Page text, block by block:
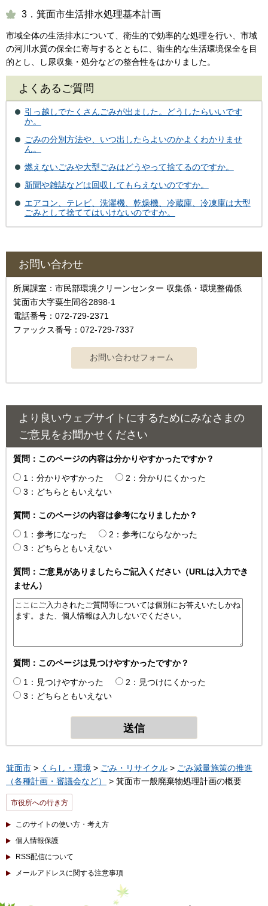
3．箕面市生活排水処理基本計画
市域全体の生活排水について、衛生的で効率的な処理を行い、市域
の河川水質の保全に寄与するとともに、衛生的な生活環境保全を目
的とし、し尿収集・処分などの整合性をはかりました。
よくあるご質問
引っ越しでたくさんごみが出ました。どうしたらいいです
か。
ごみの分別方法や、いつ出したらよいのかよくわかりませ
ん。
燃えないごみや大型ごみはどうやって捨てるのですか。
新聞や雑誌などは回収してもらえないのですか。
エアコン、テレビ、洗濯機、乾燥機、冷蔵庫、冷凍庫は大型
ごみとして捨ててはいけないのですか。
お問い合わせ
所属課室：市民部環境クリーンセンター 収集係・環境整備係
箕面市大字粟生間谷2898-1
電話番号：072-729-2371
ファックス番号：072-729-7337
より良いウェブサイトにするためにみなさまの
ご意見をお聞かせください
質問：このページの内容は分かりやすかったですか？
1：分かりやすかった
2：分かりにくかった
3：どちらともいえない
質問：このページの内容は参考になりましたか？
1：参考になった
2：参考にならなかった
3：どちらともいえない
質問：ご意見がありましたらご記入ください（URLは入力でき
ません）
質問：このページは見つけやすかったですか？
1：見つけやすかった
2：見つけにくかった
3：どちらともいえない
箕面市 > くらし・環境 > ごみ・リサイクル > ごみ減量施策の推進
（各種計画・審議会など）
> 箕面市一般廃棄物処理計画の概要
市役所への行き方
このサイトの使い方・考え方
個人情報保護
RSS配信について
メールアドレスに関する注意事項